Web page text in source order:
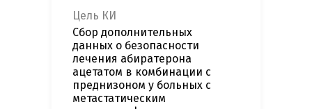
Цель КИ
Cбор дополнительных
данных о безопасности
лечения абиратерона
ацетатом в комбинации с
преднизоном у больных с
метастатическим